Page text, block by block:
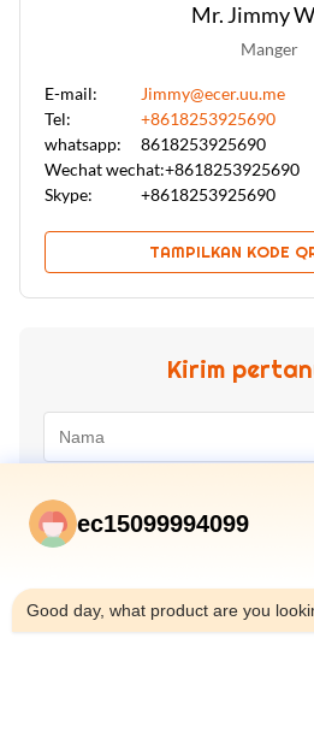
Mr. Jimmy
Manger
E-mail:
Jimmy@ecer.uu.me
Tel:
+8618253925690
whatsapp:
8618253925690
Wechat wechat:+8618253925690
Skype:
+8618253925690
TAMPILKAN KODE
Kirim
ec15099994099
Good day, what product are you